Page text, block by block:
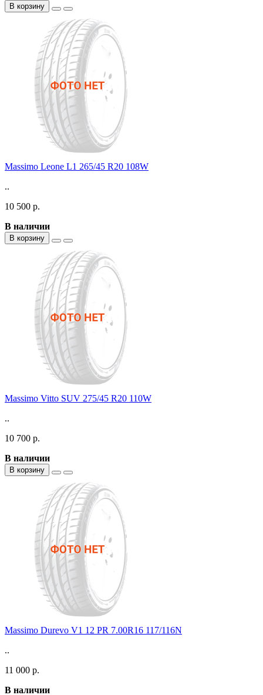
В корзину
Massimo Leone L1 265/45 R20 108W
..
10 500 р.
В наличии
В корзину
Massimo Vitto SUV 275/45 R20 110W
..
10 700 р.
В наличии
В корзину
Massimo Durevo V1 12 PR 7.00R16 117/116N
..
11 000 р.
В наличии